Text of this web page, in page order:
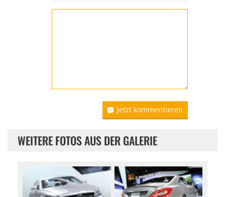
Jetzt kommentieren
WEITERE FOTOS AUS DER GALERIE